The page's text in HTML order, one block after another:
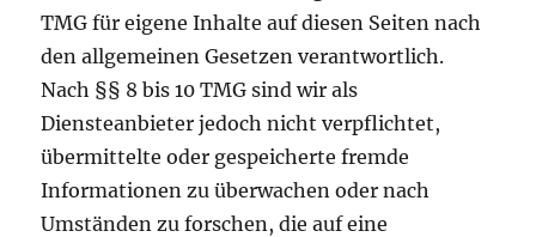
TMG für eigene Inhalte auf diesen Seiten nach
den allgemeinen Gesetzen verantwortlich.
Nach §§ 8 bis 10 TMG sind wir als
Diensteanbieter jedoch nicht verpflichtet,
übermittelte oder gespeicherte fremde
Informationen zu überwachen oder nach
Umständen zu forschen, die auf eine